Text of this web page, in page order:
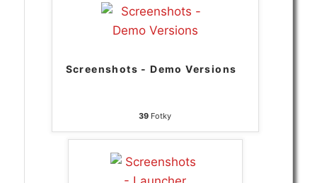
Screenshots - Demo Versions
39 Fotky